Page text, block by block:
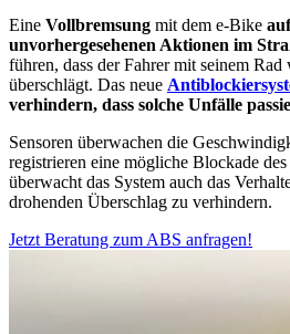
Eine Vollbremsung mit dem e-Bike
unvorhergesehenen Aktionen im
führen, dass der Fahrer mit seinem
überschlägt. Das neue
verhindern, dass solche Unfälle
Sensoren überwachen die
registrieren eine mögliche Blockade
überwacht das System auch das
drohenden Überschlag zu verhindern.
Jetzt Beratung zum ABS anfragen!